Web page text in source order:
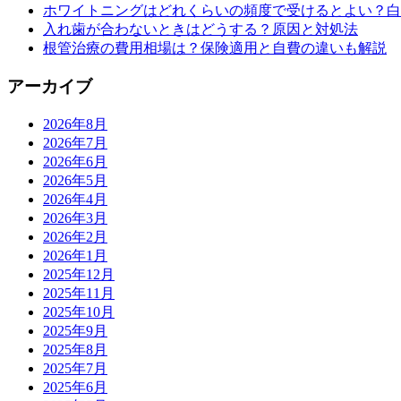
ホワイトニングはどれくらいの頻度で受けるとよい？
入れ歯が合わないときはどうする？原因と対処法
根管治療の費用相場は？保険適用と自費の違いも解説
アーカイブ
2026年8月
2026年7月
2026年6月
2026年5月
2026年4月
2026年3月
2026年2月
2026年1月
2025年12月
2025年11月
2025年10月
2025年9月
2025年8月
2025年7月
2025年6月